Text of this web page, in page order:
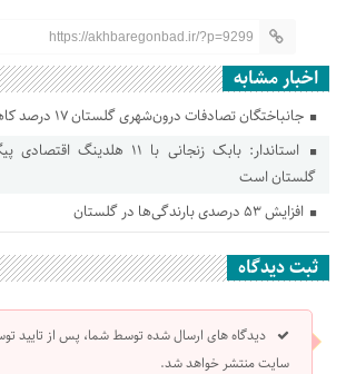
https://akhbaregonbad.ir/?p=9299
اخبار مشابه
جانباختگان تصادفات درون‌شهری گلستان ۱۷ درصد کاهش یافت
استاندار: بابک زنجانی با ۱۱
گلستان است
افزایش ۵۳ درصدی بارندگی‌ها در گلستان
ثبت دیدگاه
دیدگاه های ارسال شده توسط شما، پس از تایید
سایت منتشر خواهد شد.